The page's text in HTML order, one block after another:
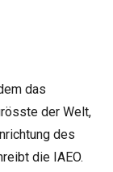
das
der Welt,
des
die IAEO.